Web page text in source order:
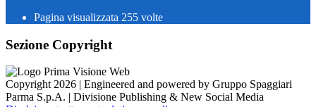
Pagina visualizzata 255 volte
Sezione Copyright
Copyright 2026 | Engineered and powered by Gruppo Spaggiari
Parma S.p.A. | Divisione Publishing & New Social Media